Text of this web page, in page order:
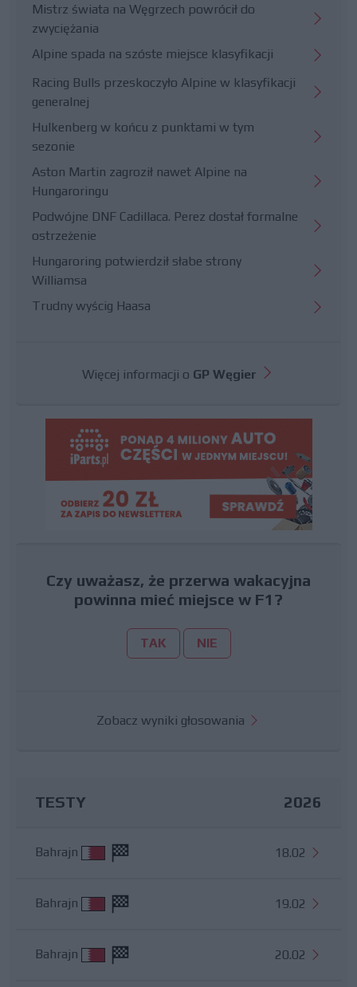
Mistrz świata na Węgrzech powrócił do
zwyciężania
Alpine spada na szóste miejsce klasyfikacji
Racing Bulls przeskoczyło Alpine w klasyfikacji
generalnej
Hulkenberg w końcu z punktami w tym
sezonie
Aston Martin zagroził nawet Alpine na
Hungaroringu
Podwójne DNF Cadillaca. Perez dostał formalne
ostrzeżenie
Hungaroring potwierdził słabe strony
Williamsa
Trudny wyścig Haasa
Więcej informacji o GP Węgier
Czy uważasz, że przerwa wakacyjna
powinna mieć miejsce w F1?
TAK NIE
Zobacz wyniki głosowania
TESTY 2026
Bahrajn 18.02
Bahrajn 19.02
Bahrajn 20.02